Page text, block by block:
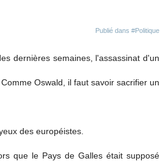
Publié dans #Politique
dernières semaines, l'assassinat d'un
Oswald, il faut savoir sacrifier un
des européistes.
que le Pays de Galles était supposé